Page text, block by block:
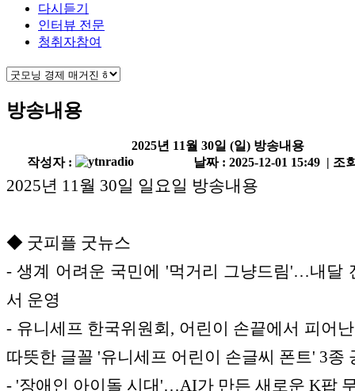
다시듣기
인터뷰 전문
청취자참여
방송내용
2025년 11월 30일 (일) 방송내용
작성자 :
날짜 : 2025-12-01 15:49 | 조
2025년 11월 30일 일요일 방송내용
◆ 굿피플 굿뉴스
- 생계 어려운 국민에 '먹거리 그냥드림'…내달
서 운영
- 유니세프 한국위원회, 어린이 손끝에서 피어
따뜻한 글꼴 '유니세프 어린이 손글씨 폰트' 3종
- '장애인 아이돌 시대'…AI가 만든 새로운 K팝